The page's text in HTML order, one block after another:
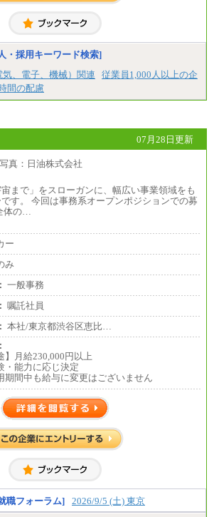
・採用キーワード検索]
気、電子、機械）関連
従業員1,000人以上の企
間の配慮
07月28日更新
まで」をスローガンに、幅広い事業領域をも
す。 今回は事務系オープンポジションでの募
体の…
ー
み
一般事務
嘱託社員
本社/東京都渋谷区恵比…
】月給230,000円以上
・能力に応じ決定
期間中も給与に変更はございません
職フォーラム] 2026/9/5 (土) 東京